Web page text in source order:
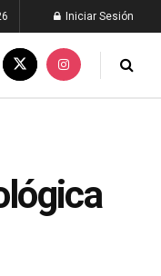
Iniciar Sesión